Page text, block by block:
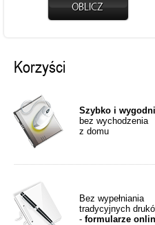
Korzyści
Szybko i
bez wychodzenia
z domu
Bez wypełniania
tradycyjnych
- formularze